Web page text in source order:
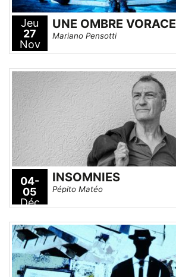
Jeu
27
Nov
UNE OMBRE VORACE
Mariano Pensotti
04-
05
Déc
INSOMNIES
Pépito Matéo